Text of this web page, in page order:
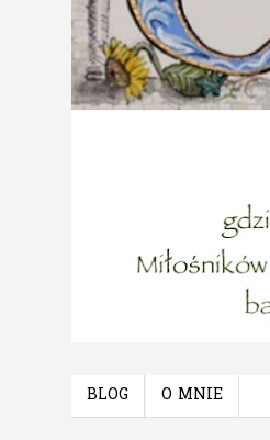
BLOG O MNIE